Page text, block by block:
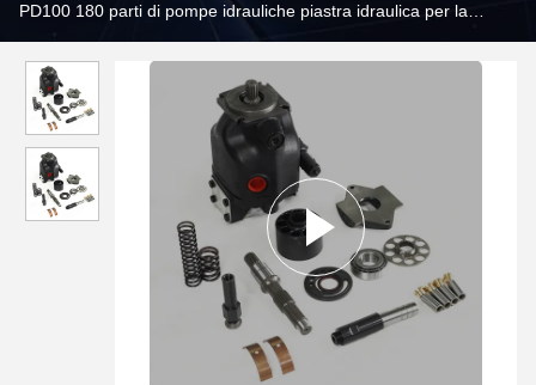
PD100 180 parti di pompe idrauliche piastra idraulica per la